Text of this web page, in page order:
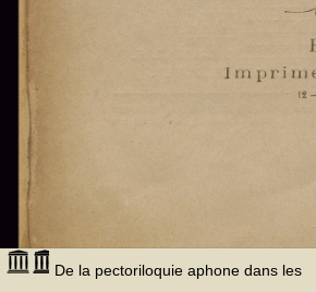
De la pectoriloquie aphone dans les